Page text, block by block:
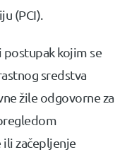
(PCI).
kojim se
sredstva
žile odgovorne za
začepljenje